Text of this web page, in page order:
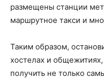
размещены станции
маршрутное такси и
Таким образом,
хостелах и
получить не только